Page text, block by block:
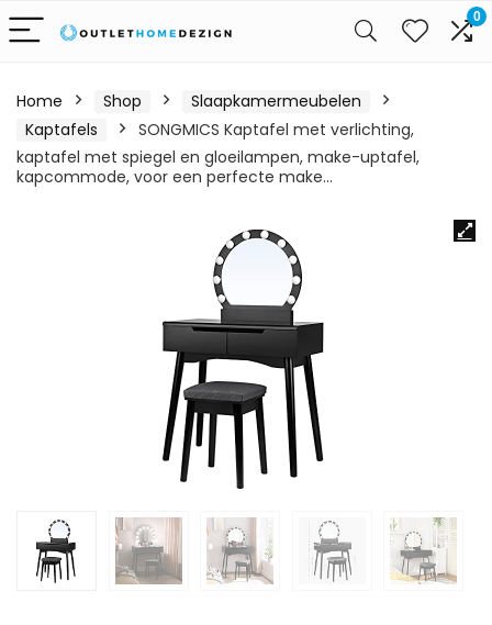
0
Home Shop
Slaapkamermeubelen
Kaptafels
SONGMICS Kaptafel met verlichting,
kaptafel met spiegel en gloeilampen, make-uptafel,
kapcommode, voor een perfecte make…